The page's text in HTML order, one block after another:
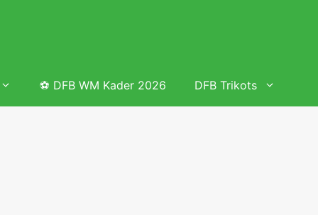
⚽ DFB WM Kader 2026 DFB Trikots